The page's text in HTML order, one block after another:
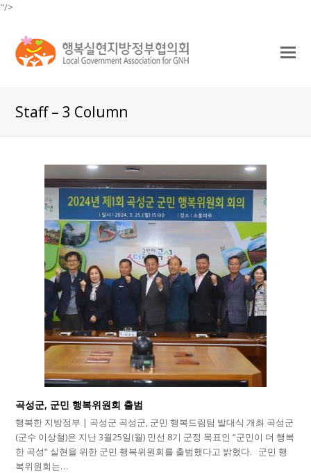
"/>
Staff – 3 Column
곡성군, 군민 행복위원회 출범
행복한 지방정부 | 곡성군 곡성군, 군민 행복드림팀 발대식 개최 곡성군
(군수 이상철)은 지난 3월25일(월) 민선 8기 군정 목표인 “군민이 더 행복
한 곡성” 실현을 위한 군민 행복위원회를 출범했다고 밝혔다. 군민 행
복위원회는…